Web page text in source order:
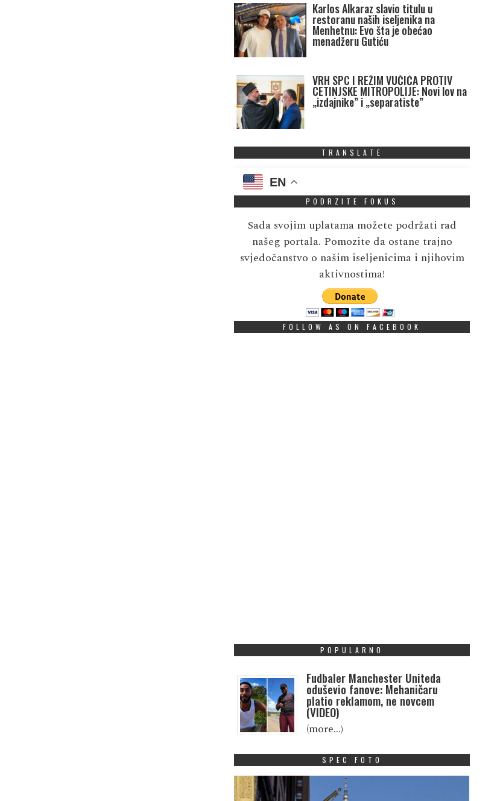
Karlos Alkaraz slavio titulu u
restoranu naših iseljenika na
Menhetnu: Evo šta je obećao
menadžeru Gutiću
VRH SPC I REŽIM VUČIĆA PROTIV
CETINJSKE MITROPOLIJE: Novi lov na
„izdajnike” i „separatiste”
TRANSLATE
EN
PODRZITE FOKUS
Sada svojim uplatama možete podržati rad
našeg portala. Pomozite da ostane trajno
svjedočanstvo o našim iseljenicima i njihovim
aktivnostima!
FOLLOW AS ON FACEBOOK
POPULARNO
Fudbaler Manchester Uniteda
oduševio fanove: Mehaničaru
platio reklamom, ne novcem
(VIDEO)
(more…)
SPEC FOTO